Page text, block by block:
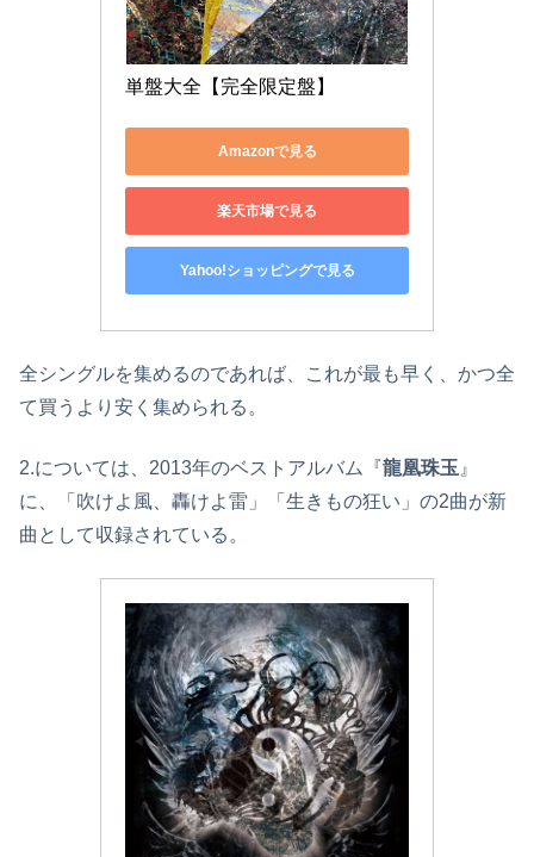
単盤大全【完全限定盤】
Amazonで見る
楽天市場で見る
Yahoo!ショッピングで見る
全シングルを集めるのであれば、これが最も早く、かつ全
て買うより安く集められる。
2.については、2013年のベストアルバム『龍凰珠玉 』
に、「吹けよ風、轟けよ雷」「生きもの狂い」の2曲が新
曲として収録されている。